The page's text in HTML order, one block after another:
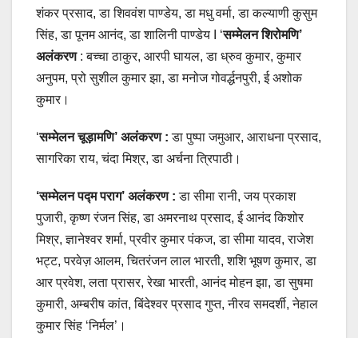
शंकर प्रसाद, डा शिववंश पाण्डेय, डा मधु वर्मा, डा कल्याणी कुसुम
सिंह, डा पूनम आनंद, डा शालिनी पाण्डेय I ‘सम्मेलन शिरोमणि’
अलंकरण : बच्चा ठाकुर, आरपी घायल, डा ध्रुव कुमार, कुमार
अनुपम, प्रो सुशील कुमार झा, डा मनोज गोवर्द्धनपुरी, ई अशोक
कुमार।
‘सम्मेलन चूड़ामणि’ अलंकरण : डा पुष्पा जमुआर, आराधना प्रसाद,
सागरिका राय, चंदा मिश्र, डा अर्चना त्रिपाठी।
‘सम्मेलन पद्म पराग’ अलंकरण : डा सीमा रानी, जय प्रकाश
पुजारी, कृष्ण रंजन सिंह, डा अमरनाथ प्रसाद, ई आनंद किशोर
मिश्र, ज्ञानेश्वर शर्मा, प्रवीर कुमार पंकज, डा सीमा यादव, राजेश
भट्ट, परवेज़ आलम, चितरंजन लाल भारती, शशि भूषण कुमार, डा
आर प्रवेश, लता प्रासर, रेखा भारती, आनंद मोहन झा, डा सुषमा
कुमारी, अम्बरीष कांत, बिंदेश्वर प्रसाद गुप्त, नीरव समदर्शी, नेहाल
कुमार सिंह ‘निर्मल’।